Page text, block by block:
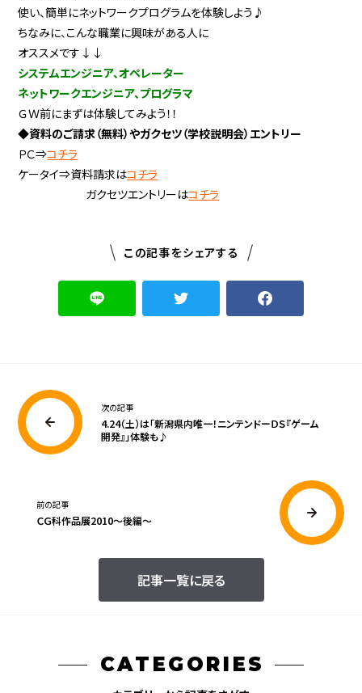
使い、簡単にネットワークプログラムを体験しよう♪
ちなみに、こんな職業に興味がある人に
オススメです↓↓
システムエンジニア、オペレーター
ネットワークエンジニア、プログラマ
ＧＷ前にまずは体験してみよう！！
◆資料のご請求（無料）やガクセツ（学校説明会）エントリー
ＰＣ⇒コチラ
ケータイ⇒資料請求はコチラ
ガクセツエントリーはコチラ
この記事をシェアする
次の記事
4.24（土）は「新潟県内唯一！ニンテンドーＤＳ『ゲーム
開発』」体験も♪
記事一覧に戻る
前の記事
ＣＧ科作品展2010〜後編〜
CATEGORIES